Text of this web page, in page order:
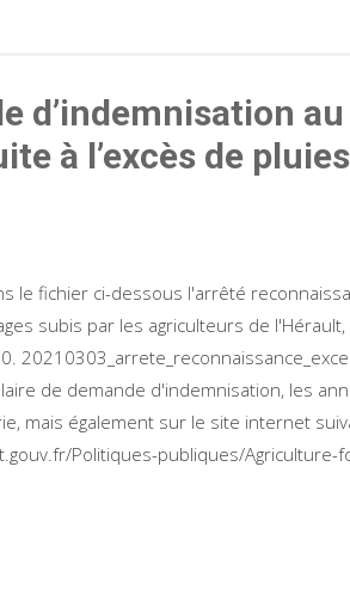
d’indemnisation
à l’excès de
le fichier ci-dessous l'arrêté
subis par les agriculteurs de
de demande d'indemnisation, les
mais également sur le site internet
Politiques-publiques/Agriculture-